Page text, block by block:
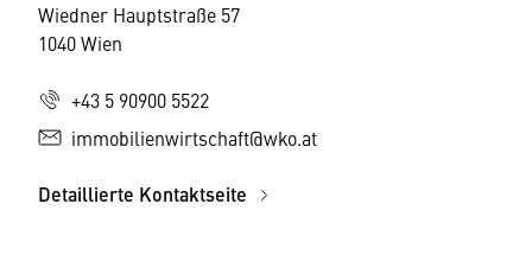
Wiedner Hauptstraße 57
1040 Wien
+43 5 90900 5522
immobilienwirtschaft@wko.at
Detaillierte Kontaktseite